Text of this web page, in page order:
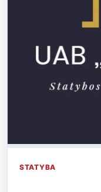
STATYBA